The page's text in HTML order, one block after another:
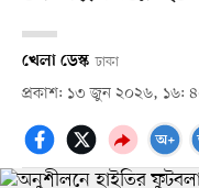
খেলা ডেস্ক ঢাকা
প্রকাশ: ১৩ জুন ২০২৬, ১৬: